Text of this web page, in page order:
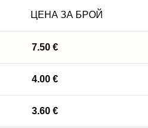
ЦЕНА ЗА БРОЙ
7.50 €
4.00 €
3.60 €